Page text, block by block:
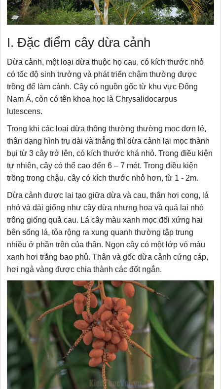
I. Đặc điểm cây dừa cảnh
Dừa cảnh, một loại dừa thuộc họ cau, có kích thước nhỏ
có tốc độ sinh trưởng và phát triển chậm thường được
trồng để làm cảnh. Cây có nguồn gốc từ khu vực Đông
Nam Á, còn có tên khoa học là Chrysalidocarpus
lutescens.
Trong khi các loại dừa thông thường thường mọc đơn lẻ,
thân dạng hình trụ dài và thẳng thì dừa cảnh lại mọc thành
bụi từ 3 cây trở lên, có kích thước khá nhỏ. Trong điều kiện
tự nhiên, cây có thể cao đến 6 – 7 mét. Trong điều kiện
trồng trong chậu, cây có kích thước nhỏ hơn, từ 1 - 2m.
Dừa cảnh được lai tạo giữa dừa và cau, thân hơi cong, lá
nhỏ và dài giống như cây dừa nhưng hoa và quả lại nhỏ
trông giống quả cau. Lá cây màu xanh mọc đối xứng hai
bên sống lá, tỏa rộng ra xung quanh thường tập trung
nhiều ở phần trên của thân. Ngọn cây có một lớp vỏ màu
xanh hơi trắng bao phủ. Thân và gốc dừa cảnh cứng cáp,
hơi ngả vàng được chia thành các đốt ngắn.